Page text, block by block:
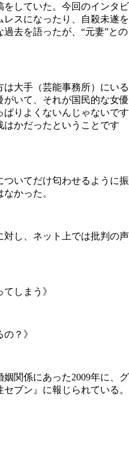
していた。今回のインタビ
レスになったり、自殺未遂を
去を語ったが、“元妻”との
は大手（芸能事務所）にいる
がいて、それが国民的な女優
りよくないんじゃないです
かだったということです
いてだけ匂わせるように振
かった。
し、ネット上では批判の声
しまう》
？》
関係にあった2009年に、グ
ブン』に報じられている。